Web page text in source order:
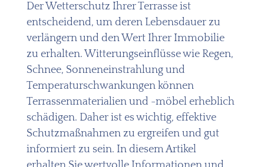
Der Wetterschutz Ihrer Terrasse ist
entscheidend, um deren Lebensdauer zu
verlängern und den Wert Ihrer Immobilie
zu erhalten. Witterungseinflüsse wie Regen,
Schnee, Sonneneinstrahlung und
Temperaturschwankungen können
Terrassenmaterialien und -möbel erheblich
schädigen. Daher ist es wichtig, effektive
Schutzmaßnahmen zu ergreifen und gut
informiert zu sein. In diesem Artikel